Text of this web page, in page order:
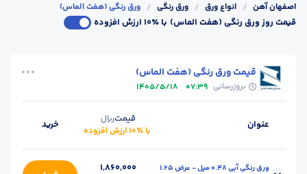
اصفهان آهن / انواع ورق / ورق رنگی / ورق رنگی (هفت الماس)
قیمت روز ورق رنگی (هفت الماس) با ٪۱۰ ارزش افزوده
قیمت ورق رنگی (هفت الماس)
بروزرسانی 07:39
1405/5/18
عنوان قیمتریال
با ٪۱۰ ارزش افزوده
خرید
ورق رنگی آبی 0.48 میل - عرض 1.25
1,860,000